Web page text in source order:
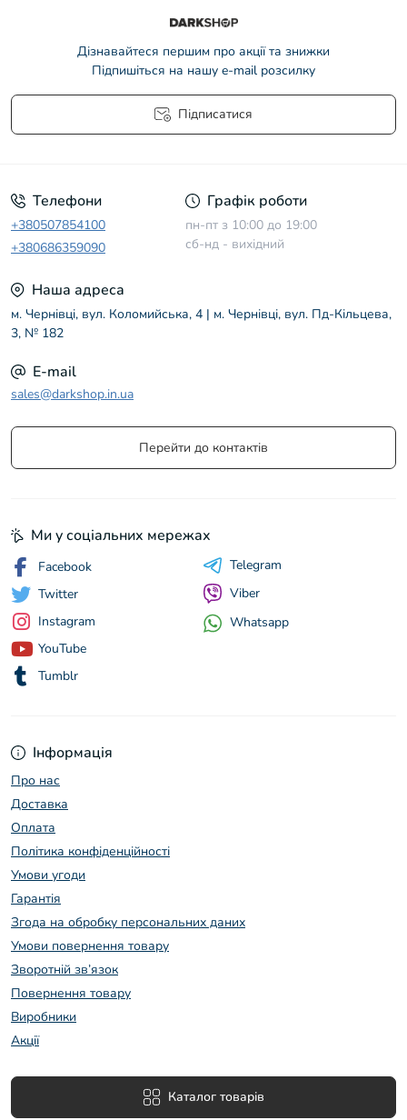
Дізнавайтеся першим про акції та знижки
Підпишіться на нашу e-mail розсилку
Підписатися
Телефони
+380507854100
+380686359090
Графік роботи
пн-пт з 10:00 до 19:00
сб-нд - вихідний
Наша адреса
м. Чернівці, вул. Коломийська, 4 | м. Чернівці, вул. Пд-Кільцева,
3, № 182
E-mail
sales@darkshop.in.ua
Перейти до контактів
Інформація
Про нас
Доставка
Оплата
Політика конфіденційності
Умови угоди
Гарантія
Згода на обробку персональних даних
Умови повернення товару
Зворотній зв’язок
Повернення товару
Виробники
Акції
Каталог товарів
Ми у соціальних мережах
Facebook
Twitter
Instagram
YouTube
Tumblr
Telegram
Viber
Whatsapp